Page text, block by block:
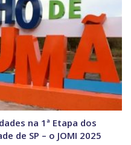
na 1ª Etapa dos
de SP – o JOMI 2025